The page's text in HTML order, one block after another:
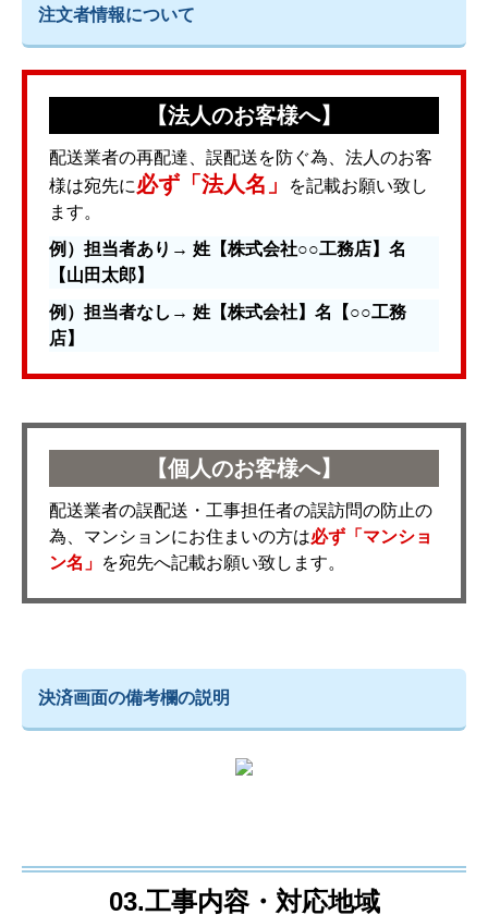
注文者情報について
【法人のお客様へ】
配送業者の再配達、誤配送を防ぐ為、法人のお客
様は宛先に必ず「法人名」
を記載お願い致し
ます。
例）担当者あり→ 姓【株式会社○○工務店】名
【山田太郎】
例）担当者なし→ 姓【株式会社】名【○○工務
店】
【個人のお客様へ】
配送業者の誤配送・工事担任者の誤訪問の防止の
為、マンションにお住まいの方は必ず「マンショ
ン名」 を宛先へ記載お願い致します。
決済画面の備考欄の説明
03.工事内容・対応地域